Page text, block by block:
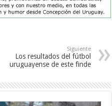
Siguiente
Los resultados del fútbol
uruguayense de este finde